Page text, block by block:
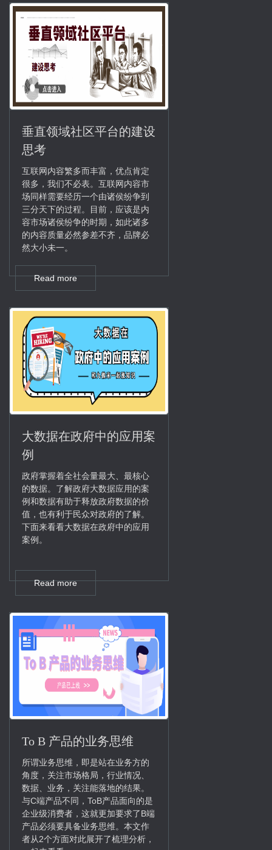
垂直领域社区平台的建设
思考
互联网内容繁多而丰富，优点肯定
很多，我们不必表。互联网内容市
场同样需要经历一个由诸侯纷争到
三分天下的过程。目前，应该是内
容市场诸侯纷争的时期，如此诸多
的内容质量必然参差不齐，品牌必
然大小未一。
Read more
大数据在政府中的应用案
例
政府掌握着全社会量最大、最核心
的数据。了解政府大数据应用的案
例和数据有助于释放政府数据的价
值，也有利于民众对政府的了解。
下面来看看大数据在政府中的应用
案例。
Read more
To B 产品的业务思维
所谓业务思维，即是站在业务方的
角度，关注市场格局，行业情况、
数据、业务，关注能落地的结果。
与C端产品不同，ToB产品面向的是
企业级消费者，这就更加要求了B端
产品必须要具备业务思维。本文作
者从2个方面对此展开了梳理分析，